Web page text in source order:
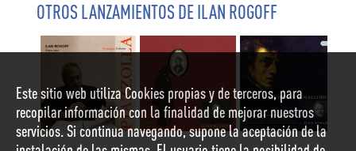
OTROS LANZAMIENTOS DE ILAN ROGOFF
Este sitio web utiliza Cookies propias y de terceros, para
recopilar información con la finalidad de mejorar nuestros
servicios. Si continua navegando, supone la aceptación de la